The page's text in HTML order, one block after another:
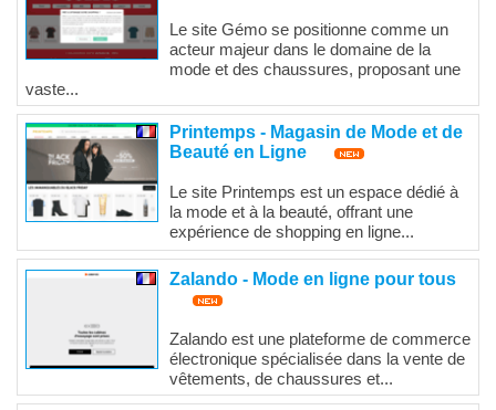
Le site Gémo se positionne comme un
acteur majeur dans le domaine de la
mode et des chaussures, proposant une
vaste...
Printemps - Magasin de Mode et de
Beauté en Ligne
Le site Printemps est un espace dédié à
la mode et à la beauté, offrant une
expérience de shopping en ligne...
Zalando - Mode en ligne pour tous
Zalando est une plateforme de commerce
électronique spécialisée dans la vente de
vêtements, de chaussures et...